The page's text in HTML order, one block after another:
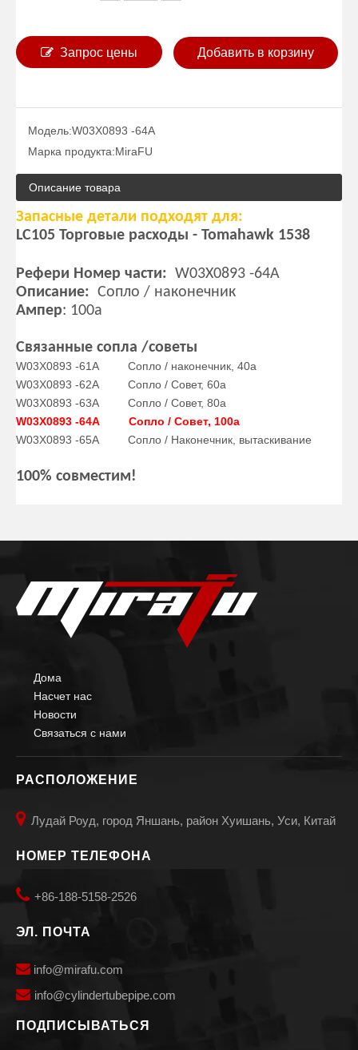
Запрос цены Добавить в корзину
Модель:W03X0893 -64A
Марка продукта:MiraFU
Описание товара
Запасные детали подходят для:
LC105 Торговые расходы - Tomahawk 1538
Рефери Номер части: W03X0893 -64A
Описание: Сопло / наконечник
Ампер: 100a
Связанные сопла /советы
W03X0893 -61A Сопло / наконечник, 40а
W03X0893 -62A Сопло / Совет, 60а
W03X0893 -63A Сопло / Совет, 80а
W03X0893 -64A Сопло / Совет, 100а
W03X0893 -65A Сопло / Наконечник, вытаскивание
100% совместим!
Дома
Насчет нас
Новости
Связаться с нами
РАСПОЛОЖЕНИЕ
 Лудай Роуд, город Яншань, район Хуишань, Уси, Китай
НОМЕР ТЕЛЕФОНА
 +86-188-5158-2526
ЭЛ. ПОЧТА
 info@mirafu.com
 info@cylindertubepipe.com
ПОДПИСЫВАТЬСЯ